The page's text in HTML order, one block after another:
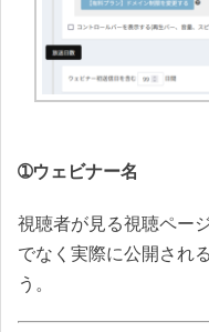
➀ウェビナー名
視聴者が見る視聴ペー
でなく実際に公開され
う。